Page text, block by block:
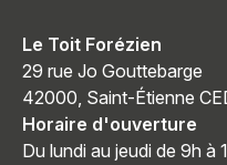
Le Toit Forézien
29 rue Jo Gouttebarge
42000, Saint-Étienne
Horaire d'ouverture
Du lundi au jeudi de 9h à